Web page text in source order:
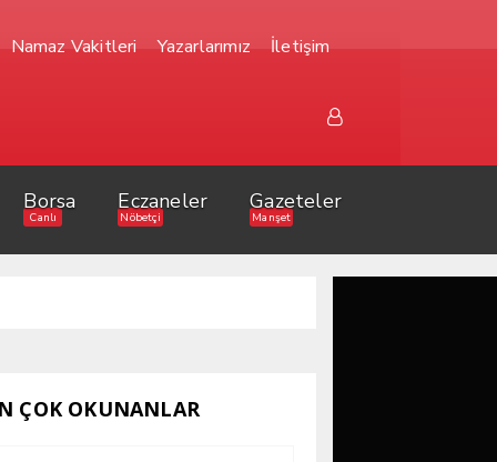
Namaz Vakitleri Yazarlarımız İletişim
Borsa
Canlı
Eczaneler
Nöbetçi
Gazeteler
Manşet
ÇOK OKUNANLAR